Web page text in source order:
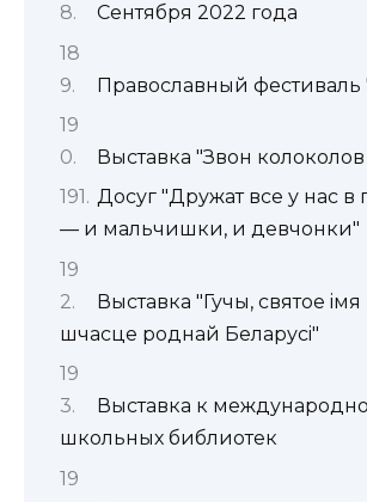
Сентября 2022 года
Православный фестиваль
Выставка "Звон
Досуг "Дружат все у нас в
— и мальчишки, и девчонки"
Выставка "Гучы, святое
шчасце роднай Беларусi"
Выставка к
школьных библиотек